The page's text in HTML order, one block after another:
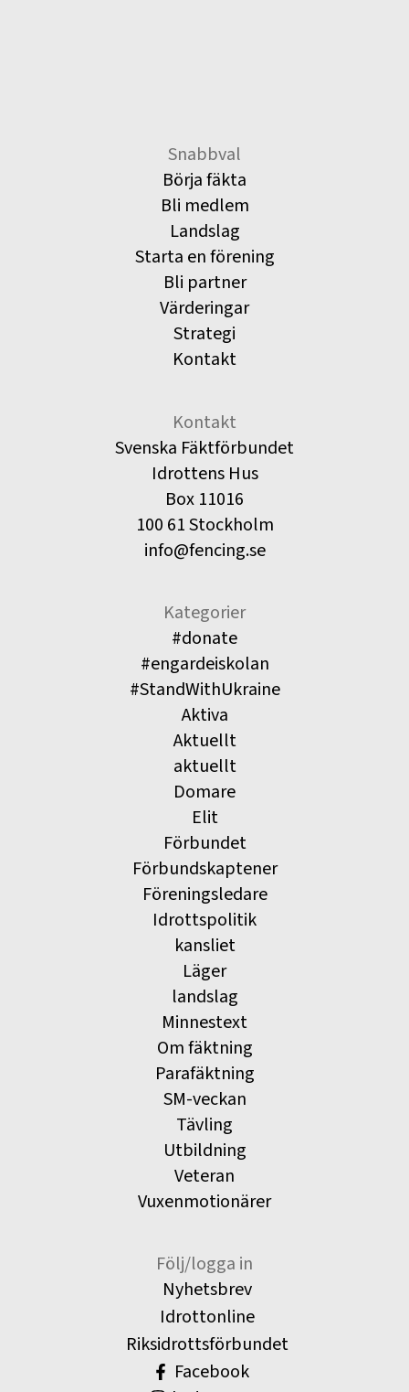
Snabbval
Börja fäkta
Bli medlem
Landslag
Starta en förening
Bli partner
Värderingar
Strategi
Kontakt
Kontakt
Svenska Fäktförbundet
Idrottens Hus
Box 11016
100 61 Stockholm
info@fencing.se
Kategorier
#donate
#engardeiskolan
#StandWithUkraine
Aktiva
Aktuellt
aktuellt
Domare
Elit
Förbundet
Förbundskaptener
Föreningsledare
Idrottspolitik
kansliet
Läger
landslag
Minnestext
Om fäktning
Parafäktning
SM-veckan
Tävling
Utbildning
Veteran
Vuxenmotionärer
Följ/logga in
Nyhetsbrev
Idrottonline
Riksidrottsförbundet
Facebook